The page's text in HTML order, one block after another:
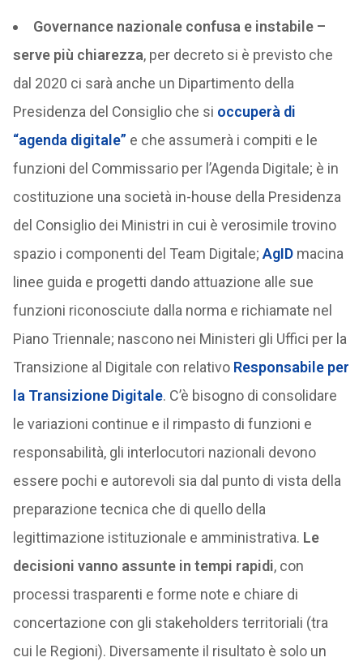
Governance nazionale confusa e instabile –
serve più chiarezza, per decreto si è previsto che
dal 2020 ci sarà anche un Dipartimento della
Presidenza del Consiglio che si occuperà di
“agenda digitale” e che assumerà i compiti e le
funzioni del Commissario per l’Agenda Digitale; è in
costituzione una società in-house della Presidenza
del Consiglio dei Ministri in cui è verosimile trovino
spazio i componenti del Team Digitale; AgID macina
linee guida e progetti dando attuazione alle sue
funzioni riconosciute dalla norma e richiamate nel
Piano Triennale; nascono nei Ministeri gli Uffici per la
Transizione al Digitale con relativo Responsabile per
la Transizione Digitale. C’è bisogno di consolidare
le variazioni continue e il rimpasto di funzioni e
responsabilità, gli interlocutori nazionali devono
essere pochi e autorevoli sia dal punto di vista della
preparazione tecnica che di quello della
legittimazione istituzionale e amministrativa. Le
decisioni vanno assunte in tempi rapidi, con
processi trasparenti e forme note e chiare di
concertazione con gli stakeholders territoriali (tra
cui le Regioni). Diversamente il risultato è solo un